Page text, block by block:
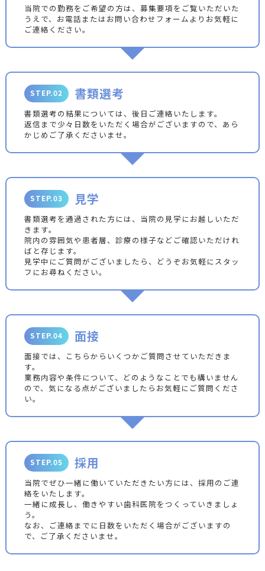
当院での勤務をご希望の方は、募集要項をご覧いただいた
うえで、お電話またはお問い合わせフォームよりお気軽に
ご連絡ください。
STEP.02 書類選考
書類選考の結果については、後日ご連絡いたします。
返信まで少々日数をいただく場合がございますので、あら
かじめご了承くださいませ。
STEP.03 見学
書類選考を通過された方には、当院の見学にお越しいただ
きます。
院内の雰囲気や患者層、診療の様子などご確認いただけれ
ばと存じます。
見学中にご質問がございましたら、どうぞお気軽にスタッ
フにお尋ねください。
STEP.04 面接
面接では、こちらからいくつかご質問させていただきま
す。
業務内容や条件について、どのようなことでも構いません
ので、気になる点がございましたらお気軽にご質問くださ
い。
STEP.05 採用
当院でぜひ一緒に働いていただきたい方には、採用のご連
絡をいたします。
一緒に成長し、働きやすい歯科医院をつくっていきましょ
う。
なお、ご連絡までに日数をいただく場合がございますの
で、ご了承くださいませ。